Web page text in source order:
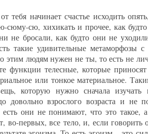
тебя начинает счастье исходить
сюму-сю, хихикать и прочее, как
не бросали, как будто они не
такие удивительные
этим людям нужен не ты, то есть не
функции телесные, которые приносят
или тонкое материальное.
которую нужно сначала
довольно взрослого возраста и не
есть они не понимают, что это такое,
во-первых, все тело, и, если говорить